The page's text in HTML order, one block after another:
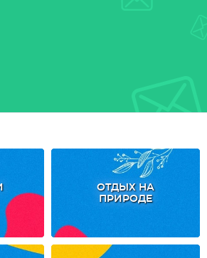
ОТДЫХ НА
ПРИРОДЕ